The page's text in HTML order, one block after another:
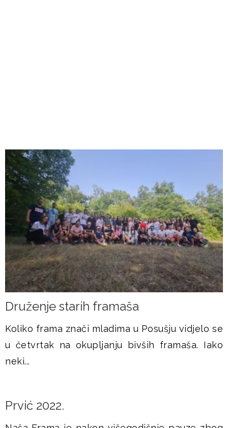
Druženje starih framaša
Koliko frama znači mladima u Posušju vidjelo se
u četvrtak na okupljanju bivših framaša. Iako
neki...
Prvić 2022.